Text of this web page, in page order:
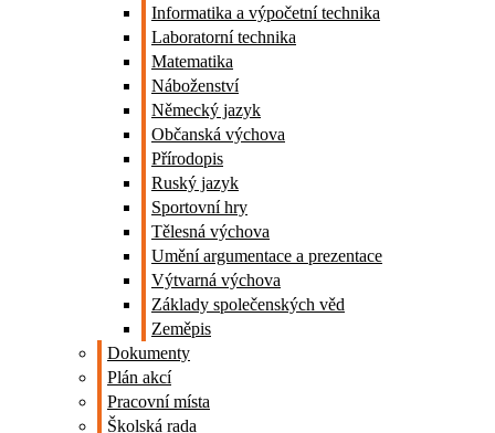
Informatika a výpočetní technika
Laboratorní technika
Matematika
Náboženství
Německý jazyk
Občanská výchova
Přírodopis
Ruský jazyk
Sportovní hry
Tělesná výchova
Umění argumentace a prezentace
Výtvarná výchova
Základy společenských věd
Zeměpis
Dokumenty
Plán akcí
Pracovní místa
Školská rada